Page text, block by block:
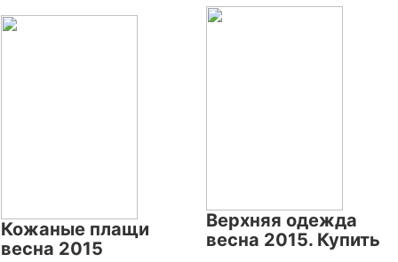
Кожаные плащи
весна 2015
Верхняя одежда
весна 2015. Купить